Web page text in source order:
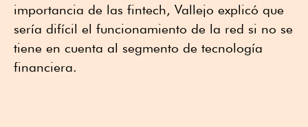
importancia de las fintech, Vallejo explicó que
sería difícil el funcionamiento de la red si no se
tiene en cuenta al segmento de tecnología
financiera.